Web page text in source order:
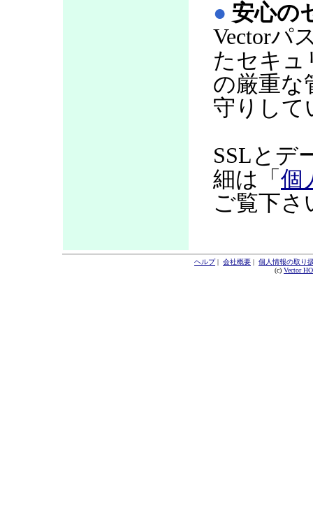
● 安心の
Vectorパ
たセキュ
の厳重な
守りして
SSLとデ
細は「 個
ご覧下さ
ヘルプ| 会社概要 | 個人情報の取り
(c) Vector